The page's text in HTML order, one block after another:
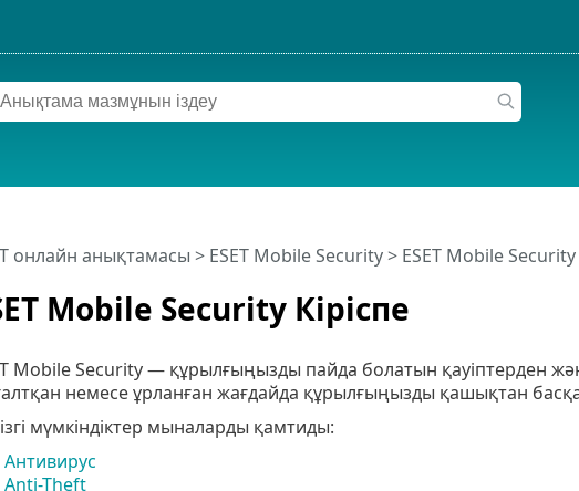
Mobile Security Кіріспе
онлайн анықтамасы > ESET Mobile Security> ESET Mobile Security
Mobile Security — құрылғыңызды пайда болатын қауіптерден
немесе ұрланған жағдайда құрылғыңызды қашықтан
мүмкіндіктер мыналарды қамтиды:
Антивирус
Anti-Theft